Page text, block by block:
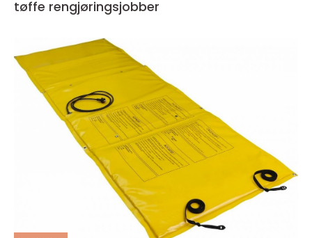
tøffe rengjøringsjobber